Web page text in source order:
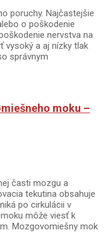
poruchy. Najčastejšie
o poškodenie
nervstva na
vysoký a aj nízky tlak
správnym
moku –
časti mozgu a
tekutina obsahuje
po cirkulácii v
môže viesť k
Mozgovomiešny mok